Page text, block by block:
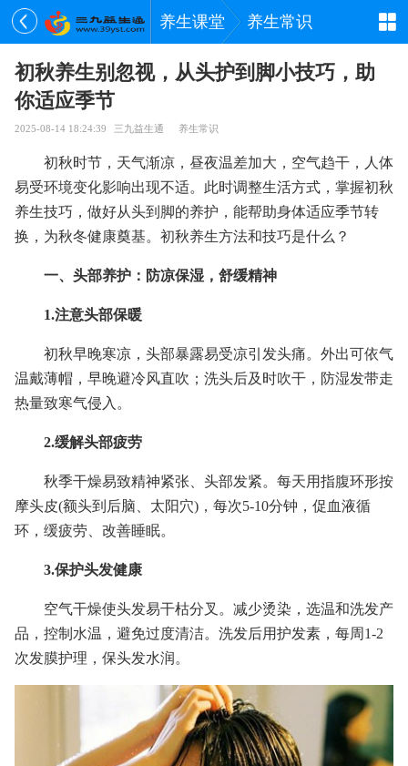
养生课堂 养生常识
初秋养生别忽视，从头护到脚小技巧，助
你适应季节
2025-08-14 18:24:39 三九益生通 养生常识
初秋时节，天气渐凉，昼夜温差加大，空气趋干，人体
易受环境变化影响出现不适。此时调整生活方式，掌握初秋
养生技巧，做好从头到脚的养护，能帮助身体适应季节转
换，为秋冬健康奠基。初秋养生方法和技巧是什么？
一、头部养护：防凉保湿，舒缓精神
1.注意头部保暖
初秋早晚寒凉，头部暴露易受凉引发头痛。外出可依气
温戴薄帽，早晚避冷风直吹；洗头后及时吹干，防湿发带走
热量致寒气侵入。
2.缓解头部疲劳
秋季干燥易致精神紧张、头部发紧。每天用指腹环形按
摩头皮(额头到后脑、太阳穴)，每次5-10分钟，促血液循
环，缓疲劳、改善睡眠。
3.保护头发健康
空气干燥使头发易干枯分叉。减少烫染，选温和洗发产
品，控制水温，避免过度清洁。洗发后用护发素，每周1-2
次发膜护理，保头发水润。